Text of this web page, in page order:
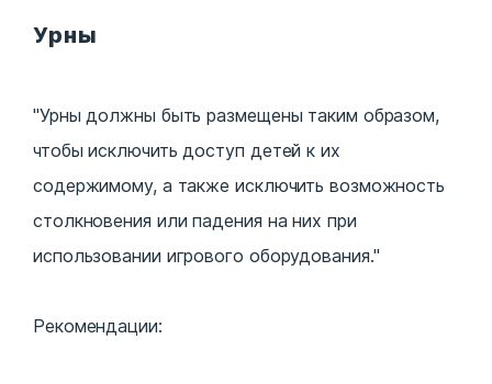
Урны
"Урны должны быть размещены таким образом,
чтобы исключить доступ детей к их
содержимому, а также исключить возможность
столкновения или падения на них при
использовании игрового оборудования."
Рекомендации: